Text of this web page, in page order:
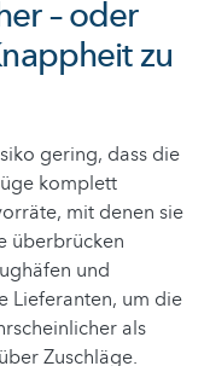
– oder
zu
gering, dass die
komplett
mit denen sie
überbrücken
und
Lieferanten, um die
als
Zuschläge.